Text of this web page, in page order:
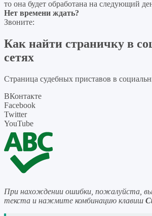
то она будет обработана на следующий
Нет времени ждать?
Звоните:
Как найти страничку в
сетях
Страница судебных приставов в
ВКонтакте
Facebook
Twitter
YouTube
При нахождении ошибки, пожалуйста,
текста и нажмите комбинацию клавиш